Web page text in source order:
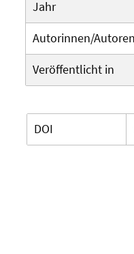
Jahr
Autorinnen/Autoren
Veröffentlicht in
DOI